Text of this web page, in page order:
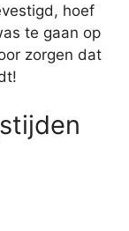
hoef
te gaan op
zorgen dat